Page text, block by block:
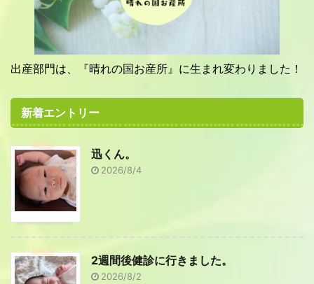
出産部門は、『晴れの国お産所』に生まれ変わりました！
新着エントリー
迅くん。
2026/8/4
2週間後健診に行きました。
2026/8/2